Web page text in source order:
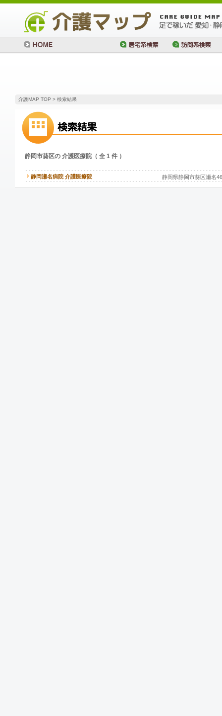
介護MAP TOP > 検索結果
静岡市葵区の 介護医療院（ 全 1 件 ）
静岡瀬名病院 介護医療院 静岡県静岡市葵区瀬名